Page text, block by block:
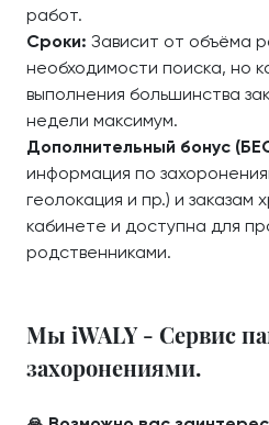
работ.
Сроки: Зависит от объёма
необходимости поиска, но
выполнения большинства
недели максимум.
Дополнительный бонус
информация по
геолокация и пр.) и заказам
кабинете и доступна для
родственниками.
Мы iWALY - Сервис
захоронениями.